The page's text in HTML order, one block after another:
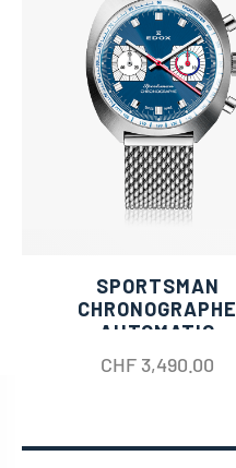
SPORTSMAN
CHRONOGRAPHE
AUTOMATIC
CHF 3,490.00